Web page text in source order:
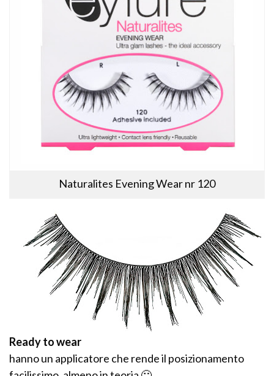
Naturalites Evening Wear nr 120
Ready to wear
hanno un applicatore che rende il posizionamento